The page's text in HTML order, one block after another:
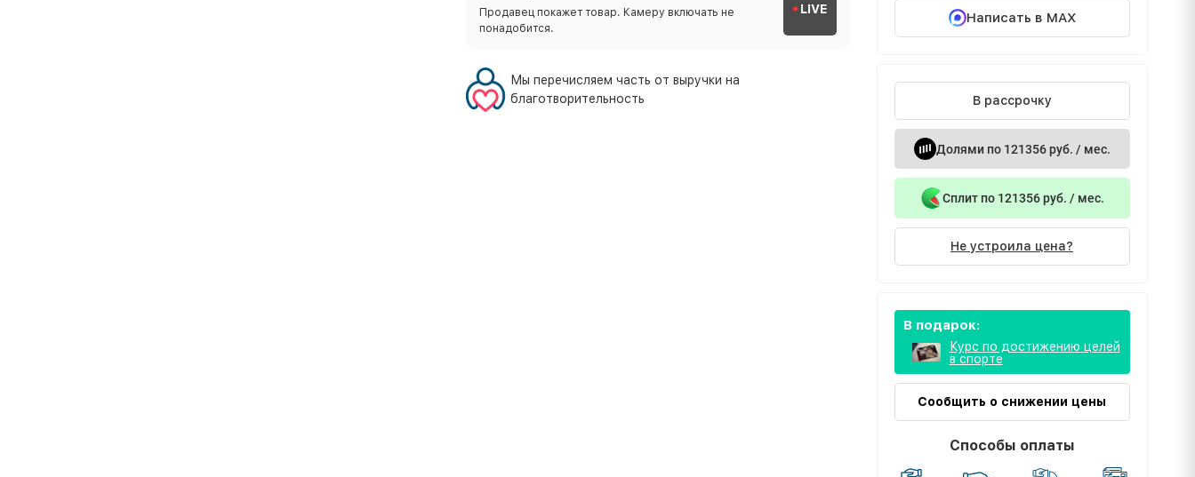
Продавец покажет товар. Камеру включать не
понадобится.
LIVE
Мы перечисляем часть от выручки на
благотворительность
Написать в MAX
В рассрочку
Долями по 121356 руб. / мес.
Сплит по 121356 руб. / мес.
Не устроила цена?
В подарок:
Курс по достижению целей
в спорте
Сообщить о снижении цены
Способы оплаты